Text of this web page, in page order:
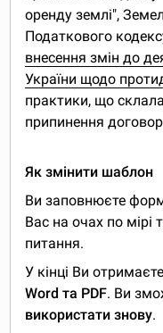
оренду землі",
Податкового
внесення змін до
України щодо
практики, що
припинення
Як змінити шаблон
Ви заповнюєте
Вас на очах по мірі
питання.
У кінці Ви
Word та PDF. Ви
використати знову.